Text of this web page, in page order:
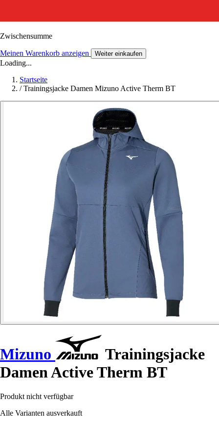
Zwischensumme
Meinen Warenkorb anzeigen Weiter einkaufen
Loading...
Startseite
/ Trainingsjacke Damen Mizuno Active Therm BT
Mizuno
Trainingsjacke
Damen Active Therm BT
Produkt nicht verfügbar
Alle Varianten ausverkauft